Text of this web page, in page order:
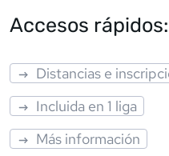
Accesos rápidos:
Distancias e
Incluida en 1 liga
Más información